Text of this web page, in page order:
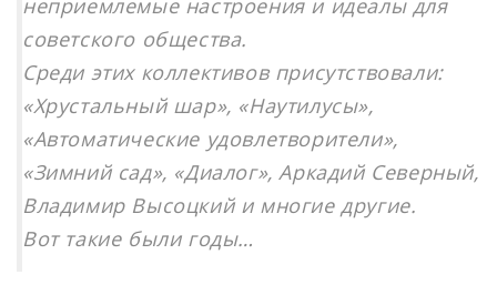
советского общества.
Среди этих коллективов присутствовали:
«Хрустальный шар», «Наутилусы»,
«Автоматические удовлетворители»,
«Зимний сад», «Диалог», Аркадий Северный,
Владимир Высоцкий и многие другие.
Вот такие были годы…